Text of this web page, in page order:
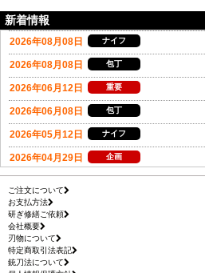
新着情報
ご注文について
お支払方法
研ぎ修繕ご依頼
会社概要
刃物について
特定商取引法表記
銃刀法について